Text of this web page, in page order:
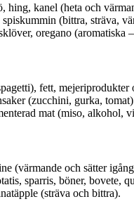
hing, kanel (heta och
(bittra, sträva,
oregano (aromatiska
fett, mejeriprodukter
(zucchini, gurka,
mat (miso, alkohol,
(värmande och sätter
sparris, böner, bovete,
(sträva och bittra).